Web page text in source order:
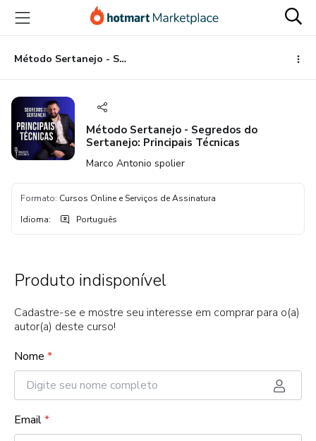
para
conteúdo
principal
para
pagamento
para
rodapé
Método Sertanejo - Segredos do Sertanejo: Principais Técnicas
Método Sertanejo - Segredos do
Sertanejo: Principais Técnicas
Marco Antonio spolier
Formato: Cursos Online e Serviços de Assinatura
Idioma: Português
Produto indisponível
Cadastre-se e mostre seu interesse em comprar para o(a)
autor(a) deste curso!
Nome *
Email*